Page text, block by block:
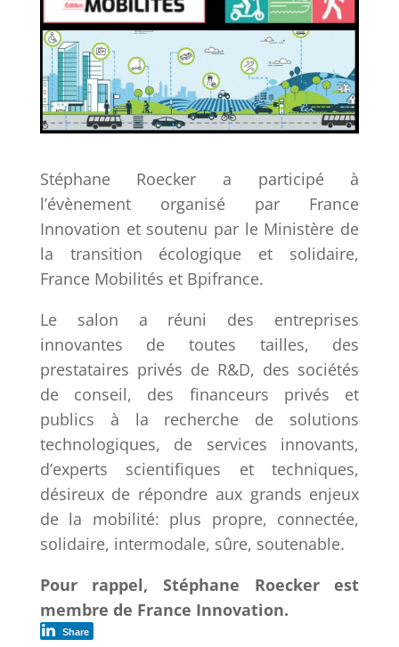
Stéphane Roecker a participé à
l’évènement organisé par France
Innovation et soutenu par le Ministère de
la transition écologique et solidaire,
France Mobilités et Bpifrance.
Le salon a réuni des entreprises
innovantes de toutes tailles, des
prestataires privés de R&D, des sociétés
de conseil, des financeurs privés et
publics à la recherche de solutions
technologiques, de services innovants,
d’experts scientifiques et techniques,
désireux de répondre aux grands enjeux
de la mobilité: plus propre, connectée,
solidaire, intermodale, sûre, soutenable.
Pour rappel, Stéphane Roecker est
membre de France Innovation.
Share